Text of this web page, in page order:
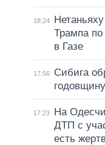
18:24
Трампа
в Газе
17:56
Сибига
17:23
На
ДТП с
есть